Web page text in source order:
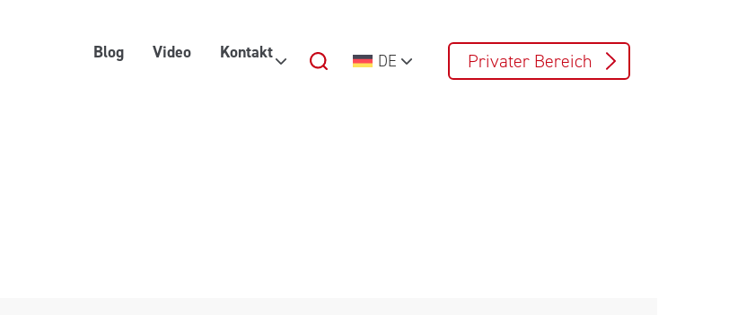
Blog Video Kontakt DE Privater Bereich